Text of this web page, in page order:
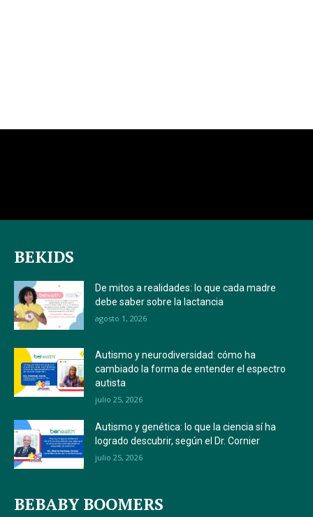
BEKIDS
De mitos a realidades: lo que cada madre
debe saber sobre la lactancia
agosto 1, 2026
Autismo y neurodiversidad: cómo ha
cambiado la forma de entender el espectro
autista
julio 25, 2026
Autismo y genética: lo que la ciencia sí ha
logrado descubrir, según el Dr. Cornier
julio 25, 2026
BEBABY BOOMERS